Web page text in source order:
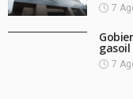
7
gasoil
7